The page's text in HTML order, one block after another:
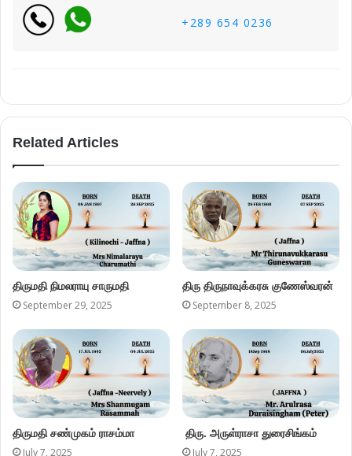
+289 654 0236
Related Articles
திருமதி நிமலராயு சாருமதி
September 29, 2025
திரு திருநாவுக்கரசு குணேஸ்வரன்
September 8, 2025
திருமதி சண்முகம் ராசம்மா
July 7, 2025
திரு. அருள்ராசா துரைசிங்கம்
July 7, 2025